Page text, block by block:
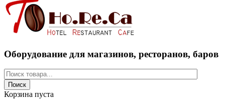
Оборудование для магазинов, ресторанов, баров
Поиск
Корзина пуста